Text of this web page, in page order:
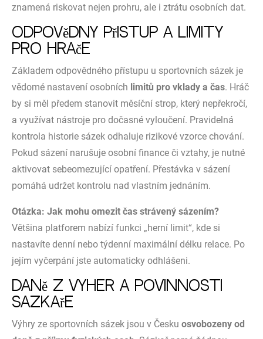
znamená riskovat nejen prohru, ale i ztrátu osobních dat.
Odpovědný přístup a limity
pro hráče
Základem odpovědného přístupu u sportovních sázek je
vědomé nastavení osobních limitů pro vklady a čas. Hráč
by si měl předem stanovit měsíční strop, který nepřekročí,
a využívat nástroje pro dočasné vyloučení. Pravidelná
kontrola historie sázek odhaluje rizikové vzorce chování.
Pokud sázení narušuje osobní finance či vztahy, je nutné
aktivovat sebeomezující opatření. Přestávka v sázení
pomáhá udržet kontrolu nad vlastním jednáním.
Otázka: Jak mohu omezit čas strávený sázením?
Většina platforem nabízí funkci „herní limit“, kde si
nastavíte denní nebo týdenní maximální délku relace. Po
jejím vyčerpání jste automaticky odhlášeni.
Daně z výher a povinnosti
sázkaře
Výhry ze sportovních sázek jsou v Česku osvobozeny od